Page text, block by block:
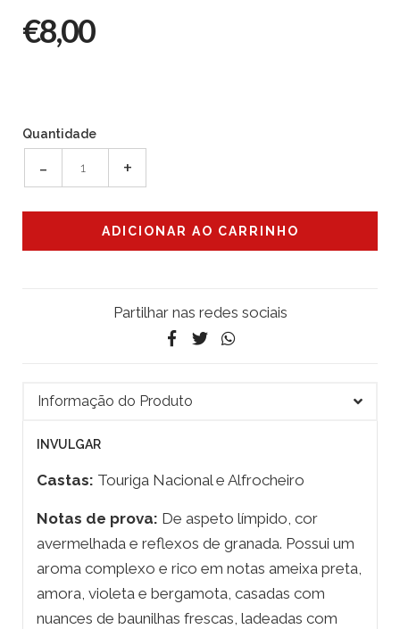
€8,00
Quantidade
- +
Partilhar nas redes sociais
Informação do Produto
INVULGAR
Castas: Touriga Nacional e Alfrocheiro
Notas de prova: De aspeto límpido, cor
avermelhada e reflexos de granada. Possui um
aroma complexo e rico em notas ameixa preta,
amora, violeta e bergamota, casadas com
nuances de baunilhas frescas, ladeadas com